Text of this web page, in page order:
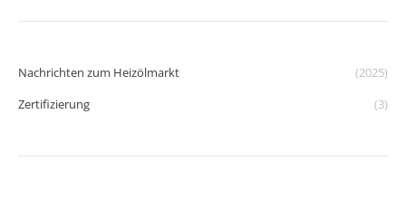
Nachrichten zum Heizölmarkt
(2025)
Zertifizierung
(3)